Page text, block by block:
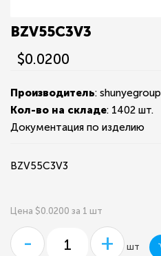
BZV55C3V3
$0.0200
Производитель: shunyegroup
Кол-во на складе: 1402 шт.
Документация по изделию
BZV55C3V3
Цена $0.0200 за 1 шт
- + шт